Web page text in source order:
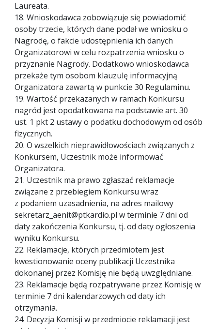
Laureata.
18. Wnioskodawca zobowiązuje się powiadomić
osoby trzecie, których dane podał we wniosku o
Nagrodę, o fakcie udostępnienia ich danych
Organizatorowi w celu rozpatrzenia wniosku o
przyznanie Nagrody. Dodatkowo wnioskodawca
przekaże tym osobom klauzulę informacyjną
Organizatora zawartą w punkcie 30 Regulaminu.
19. Wartość przekazanych w ramach Konkursu
nagród jest opodatkowana na podstawie art. 30
ust. 1 pkt 2 ustawy o podatku dochodowym od osób
fizycznych.
20. O wszelkich nieprawidłowościach związanych z
Konkursem, Uczestnik może informować
Organizatora.
21. Uczestnik ma prawo zgłaszać reklamacje
związane z przebiegiem Konkursu wraz
z podaniem uzasadnienia, na adres mailowy
sekretarz_aenit@ptkardio.pl w terminie 7 dni od
daty zakończenia Konkursu, tj. od daty ogłoszenia
wyniku Konkursu.
22. Reklamacje, których przedmiotem jest
kwestionowanie oceny publikacji Uczestnika
dokonanej przez Komisję nie będą uwzględniane.
23. Reklamacje będą rozpatrywane przez Komisję w
terminie 7 dni kalendarzowych od daty ich
otrzymania.
24. Decyzja Komisji w przedmiocie reklamacji jest